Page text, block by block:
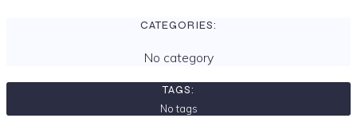
CATEGORIES:
No category
TAGS:
No tags